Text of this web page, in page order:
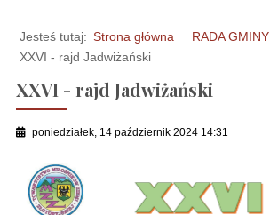
Jesteś tutaj: Strona główna RADA GMINY
XXVI - rajd Jadwiżański
XXVI - rajd Jadwiżański
poniedziałek, 14 październik 2024 14:31